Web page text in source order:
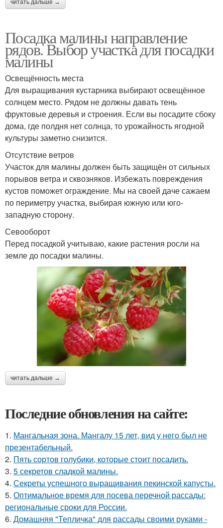
читать дальше →
Посадка малины направление
рядов. Выбор участка для посадки
малины
Освещённость места
Для выращивания кустарника выбирают освещённое
солнцем место. Рядом не должны давать тень
фруктовые деревья и строения. Если вы посадите сбоку
дома, где полдня нет солнца, то урожайность ягодной
культуры заметно снизится.
Отсутствие ветров
Участок для малины должен быть защищён от сильных
порывов ветра и сквозняков. Избежать повреждения
кустов поможет ограждение. Мы на своей даче сажаем
по периметру участка, выбирая южную или юго-
западную сторону.
Севооборот
Перед посадкой учитываю, какие растения росли на
земле до посадки малины.
читать дальше →
Последние обновления на сайте:
1. Мангальная зона. Мангалу 15 лет, вид у него был не
презентабельный.
2. Пять сортов голубики, которые стоит посадить.
3. 5 секретов сладкой малины.
4. Секреты успешного выращивания пекинской капусты.
5. Оптимальное время для посева перечной рассады:
региональные сроки для России.
6. Домашняя "Тепличка" для рассады своими руками -